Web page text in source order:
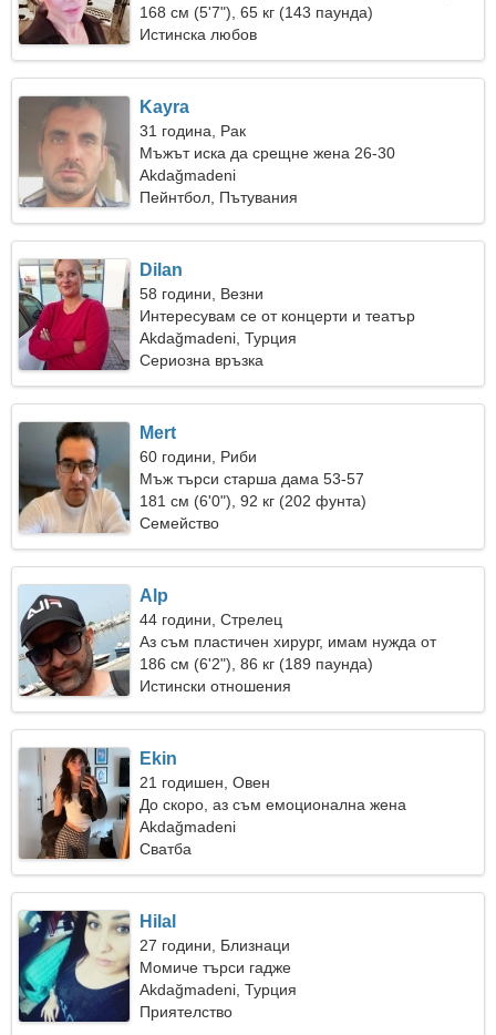
караме ски заедно
168 см (5'7"), 65 кг (143 паунда)
Истинска любов
Kayra
31 година, Рак
Мъжът иска да срещне жена 26-30
Akdağmadeni
Пейнтбол, Пътувания
Dilan
58 години, Везни
Интересувам се от концерти и театър
Akdağmadeni, Турция
Сериозна връзка
Mert
60 години, Риби
Мъж търси старша дама 53-57
181 см (6'0"), 92 кг (202 фунта)
Семейство
Alp
44 години, Стрелец
Аз съм пластичен хирург, имам нужда от
прекрасна жена
186 см (6'2"), 86 кг (189 паунда)
Истински отношения
Ekin
21 годишен, Овен
До скоро, аз съм емоционална жена
Akdağmadeni
Сватба
Hilal
27 години, Близнаци
Момиче търси гадже
Akdağmadeni, Турция
Приятелство